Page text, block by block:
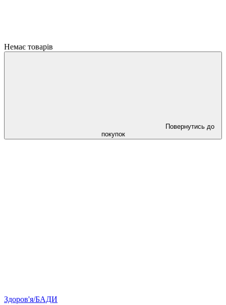
Немає товарів
Повернутись до
покупок
Здоров'я/БАДИ